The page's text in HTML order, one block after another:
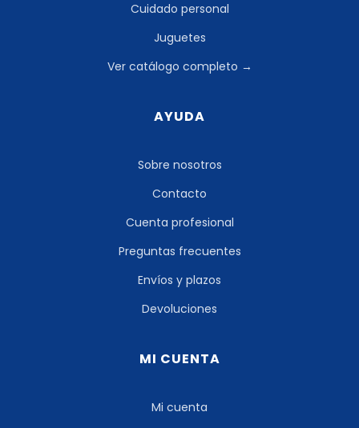
Cuidado personal
Juguetes
Ver catálogo completo →
AYUDA
Sobre nosotros
Contacto
Cuenta profesional
Preguntas frecuentes
Envíos y plazos
Devoluciones
MI CUENTA
Mi cuenta